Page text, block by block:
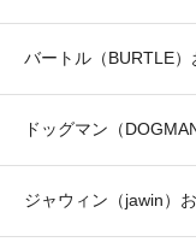
バートル（BURTLE
ドッグマン（
ジャウィン（jawin）